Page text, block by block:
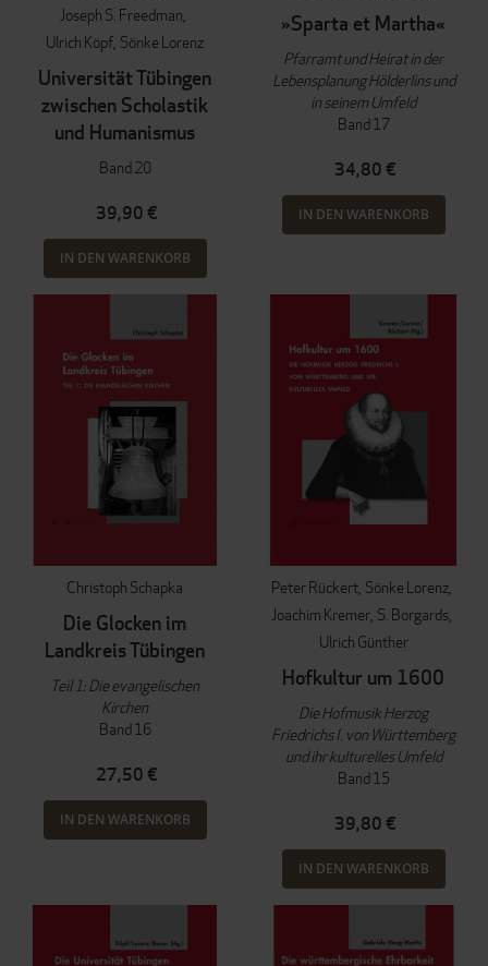
Joseph S. Freedman
Ulrich Köpf Sönke Lorenz
Universität Tübingen
zwischen Scholastik
und Humanismus
Band 20
39,90 €
IN DEN WARENKORB
»Sparta et Martha«
Pfarramt und Heirat in der
Lebensplanung Hölderlins und
in seinem Umfeld
Band 17
34,80 €
IN DEN WARENKORB
Christoph Schapka
Die Glocken im
Landkreis Tübingen
Teil 1: Die evangelischen
Kirchen
Band 16
27,50 €
IN DEN WARENKORB
Peter Rückert Sönke Lorenz
Joachim Kremer S. Borgards
Ulrich Günther
Hofkultur um 1600
Die Hofmusik Herzog
Friedrichs I. von Württemberg
und ihr kulturelles Umfeld
Band 15
39,80 €
IN DEN WARENKORB